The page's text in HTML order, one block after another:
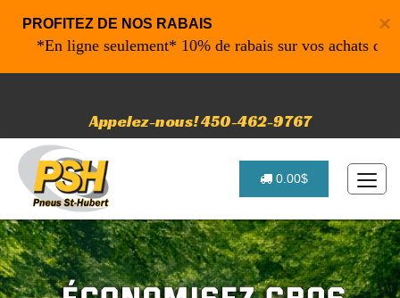
×
PROFITEZ DE NOS RABAIS
ligne seulement* 10% de rabais sur vos achats de 500$
Appelez-nous! 450-462-9767
0.00$